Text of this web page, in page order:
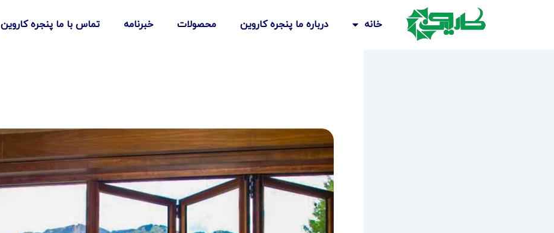
خانه درباره ما پنجره کاروین محصولات خبرنامه تماس با ما پنجره کاروین